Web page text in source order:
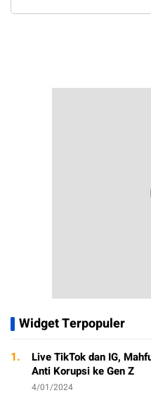
Widget Terpopuler
1.
Live TikTok dan IG,
Anti Korupsi ke Gen Z
4/01/2024